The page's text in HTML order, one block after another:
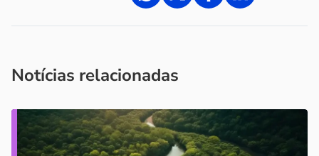
Notícias relacionadas